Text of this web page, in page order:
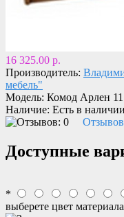
16 325.00 р.
Производитель:
мебель"
Модель: Комод Арлен 11
Наличие: Есть в наличии
Доступные
*
выберете цвет